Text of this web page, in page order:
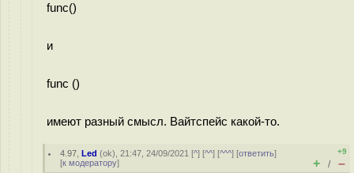
func()
и
func ()
имеют разный смысл. Вайтспейс какой-то.
4.97 ,Led (ok), 21:47, 24/09/2021 [^] [^^] [^^^] [ответить]
[к модератору]
+9
+ / –